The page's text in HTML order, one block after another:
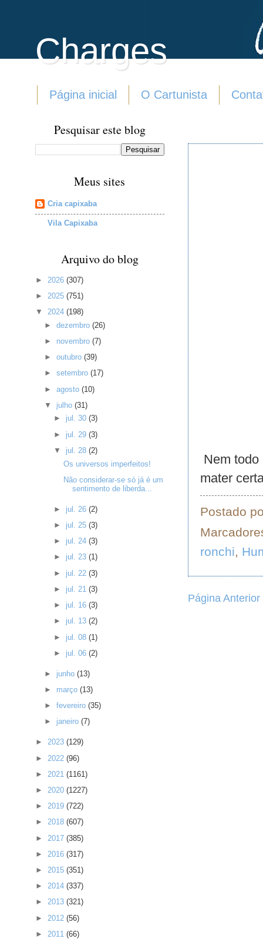
Charges
Página inicial O Cartunista
Nem
mater
Postado
ronchi,
Página Anterior
Pesquisar este blog
Meus sites
Cria capixaba
Vila Capixaba
Arquivo do blog
► 2026 (307)
► 2025 (751)
▼ 2024 (198)
►dezembro(26)
► novembro(7)
►outubro(39)
►setembro(17)
►agosto(10)
▼ julho(31)
► jul. 30 (3)
► jul. 29 (3)
▼ jul. 28 (2)
Os universos imperfeitos!
Não considerar-se só já é um
sentimento de liberda...
► jul. 26 (2)
► jul. 25 (3)
► jul. 24 (3)
► jul. 23 (1)
► jul. 22 (3)
► jul. 21 (3)
► jul. 16 (3)
► jul. 13 (2)
► jul. 08 (1)
► jul. 06 (2)
► junho(13)
► março(13)
►fevereiro(35)
► janeiro(7)
► 2023 (129)
► 2022 (96)
► 2021 (1161)
► 2020 (1227)
► 2019 (722)
► 2018 (607)
► 2017 (385)
► 2016 (317)
► 2015 (351)
► 2014 (337)
► 2013 (321)
► 2012 (56)
► 2011 (66)